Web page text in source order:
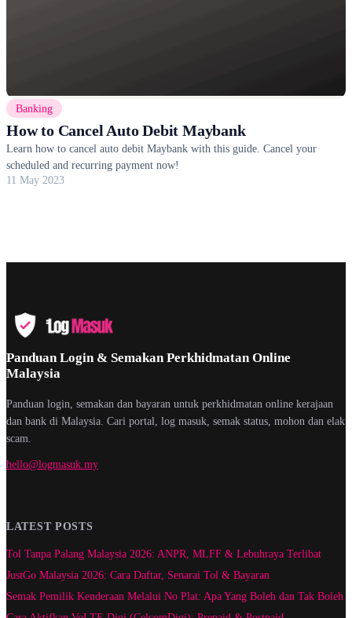
Banking
How to Cancel Auto Debit Maybank
Learn how to cancel auto debit Maybank with this guide. Cancel your
scheduled and recurring payment now!
11 May 2023
Panduan Login & Semakan Perkhidmatan Online
Malaysia
Panduan login, semakan dan bayaran untuk perkhidmatan online kerajaan
dan bank di Malaysia. Cari portal, log masuk, semak status, mohon dan elak
scam.
hello@logmasuk.my
LATEST POSTS
Tol Tanpa Palang Malaysia 2026: ANPR, MLFF & Lebuhraya Terlibat
JustGo Malaysia 2026: Cara Daftar, Senarai Tol & Bayaran
Semak Pemilik Kenderaan Melalui No Plat: Apa Yang Boleh dan Tak Boleh